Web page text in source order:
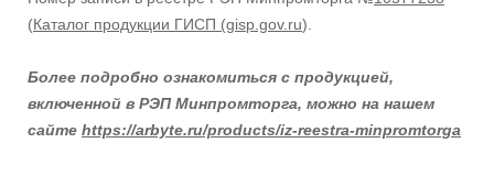
(Каталог продукции ГИСП (gisp.gov.ru).
Более подробно ознакомиться с продукцией,
включенной в РЭП Минпромторга, можно на нашем
сайте https://arbyte.ru/products/iz-reestra-minpromtorga